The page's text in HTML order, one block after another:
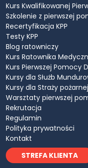
Kurs Kwalifikowanej
Szkolenie z pierwszej
Recertyfikacja KPP
Testy KPP
Blog ratowniczy
Kurs Ratownika
Kurs Pierwszej Pomocy
Kursy dla Służb
Kursy dla Straży pożarnej
Warsztaty pierwszej
Rekrutacja
Regulamin
Polityka prywatności
Kontakt
STREFA KLIENTA